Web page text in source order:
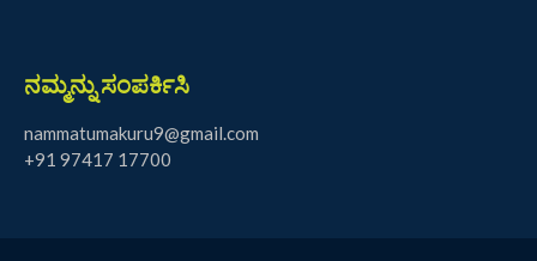
ನಮ್ಮನ್ನು ಸಂಪರ್ಕಿಸಿ
nammatumakuru9@gmail.com
+91 97417 17700